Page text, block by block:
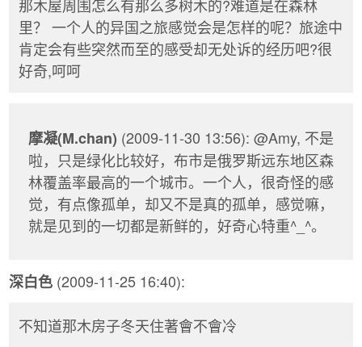
那木屋周围怎么有那么多树木的?难道是在森林
里？ 一个人的异国之旅感觉会是怎样的呢？旅途中
肯定会有些突然而至的感受却无处诉的经历吧?很
好奇,呵呵
摩凝(M.chan) (2009-11-30 13:56): @Amy, 不是
啦，只是绿化比较好，布市是俄罗斯远东地区森
林覆盖率最高的一个城市。一个人，很奇怪的感
觉，有点像孤单，却又不是真的孤单，感觉嘛，
就是见到的一切都是新鲜的，好奇心特重^_^。
深白色 (2009-11-25 16:40):
不知道那木房子冬天住著會不會冷